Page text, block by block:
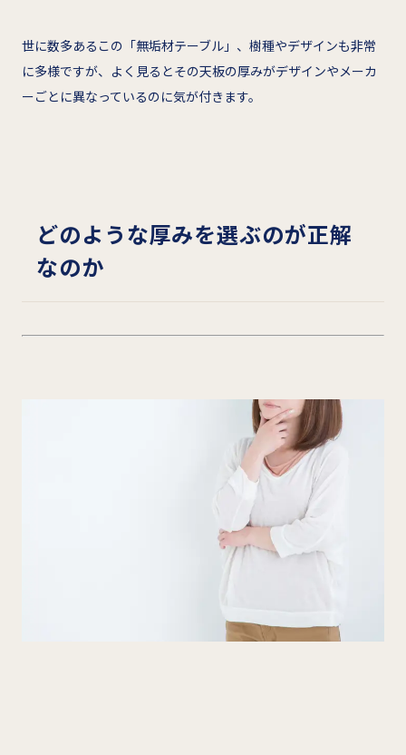
世に数多あるこの「無垢材テーブル」、樹種やデザインも非常
に多様ですが、よく見るとその天板の厚みがデザインやメーカ
ーごとに異なっているのに気が付きます。
どのような厚みを選ぶのが正解
なのか